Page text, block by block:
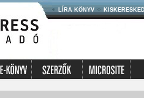
LÍRA KÖNYV